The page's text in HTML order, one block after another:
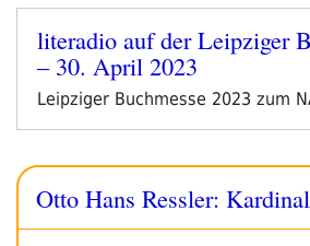
In
Leipzig“
Veröffentlicht
am
literadio auf der Leipziger
– 30. April 2023
Leipziger Buchmesse 2023 zum
Otto Hans Ressler: